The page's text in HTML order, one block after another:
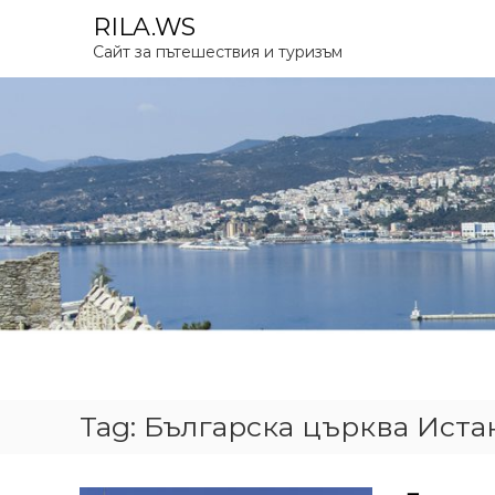
p
c
o
n
t
e
n
t
RILA.WS
Сайт за пътешествия и туризъм
Tag: Българска църква